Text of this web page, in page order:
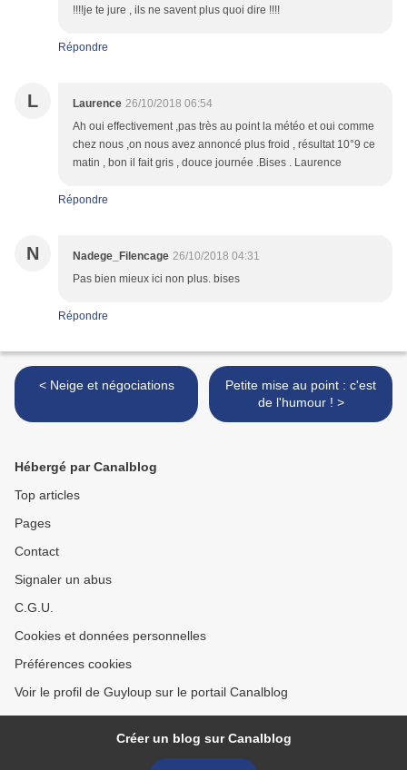
!!!!je te jure , ils ne savent plus quoi dire !!!!
Répondre
L Laurence 26/10/2018 06:54
Ah oui effectivement ,pas très au point la météo et oui comme
chez nous ,on nous avez annoncé plus froid , résultat 10°9 ce
matin , bon il fait gris , douce journée .Bises . Laurence
Répondre
N Nadege_Filencage 26/10/2018 04:31
Pas bien mieux ici non plus. bises
Répondre
< Neige et négociations
Petite mise au point : c'est
de l'humour ! >
Hébergé par Canalblog
Top articles
Pages
Contact
Signaler un abus
C.G.U.
Cookies et données personnelles
Préférences cookies
Voir le profil de Guyloup sur le portail Canalblog
Créer un blog sur Canalblog